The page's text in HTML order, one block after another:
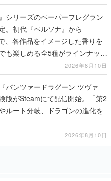
シリーズのペーパーフレグラン
。初代『ペルソナ』から
、各作品をイメージした香りを
も楽しめる全5種がラインナッ
付は8月17日12時より開始2026年8月10日
パンツァードラグーン ツヴァ
版がSteamにて配信開始。「第2
ルート分岐、ドラゴンの進化を
2026年8月10日